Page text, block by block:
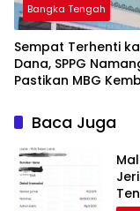
Bangka Tengah
‎Sempat Terhenti
Dana, SPPG
Pastikan MBG
Baca Juga